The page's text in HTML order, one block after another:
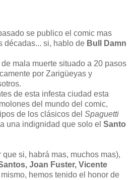
se publico el comic mas
décadas... si, hablo de Bull Damn
mala muerte situado a 20 pasos
por Zarigüeyas y
de esta infesta ciudad esta
del mundo del comic,
de los clásicos del Spaguetti
una indignidad que solo el Santo
que si, habrá mas, muchos mas),
Joan Fuster, Vicente
hemos tenido el honor de